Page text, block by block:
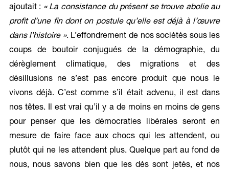
ajoutait : « La consistance du présent se trouve abolie au
profit d’une fin dont on postule qu’elle est déjà à l’œuvre
dans l’histoire ». L’effondrement de nos sociétés sous les
coups de boutoir conjugués de la démographie, du
dérèglement climatique, des migrations et des
désillusions ne s’est pas encore produit que nous le
vivons déjà. C’est comme s’il était advenu, il est dans
nos têtes. Il est vrai qu’il y a de moins en moins de gens
pour penser que les démocraties libérales seront en
mesure de faire face aux chocs qui les attendent, ou
plutôt qui ne les attendent plus. Quelque part au fond de
nous, nous savons bien que les dés sont jetés, et nos